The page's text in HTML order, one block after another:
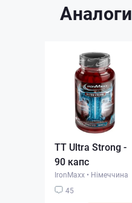
Аналоги
TT Ultra Strong -
90 капс
IronMaxx • Німеччина
45